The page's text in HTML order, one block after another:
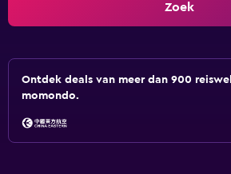
Zoek
Ontdek deals van meer dan 900
momondo.